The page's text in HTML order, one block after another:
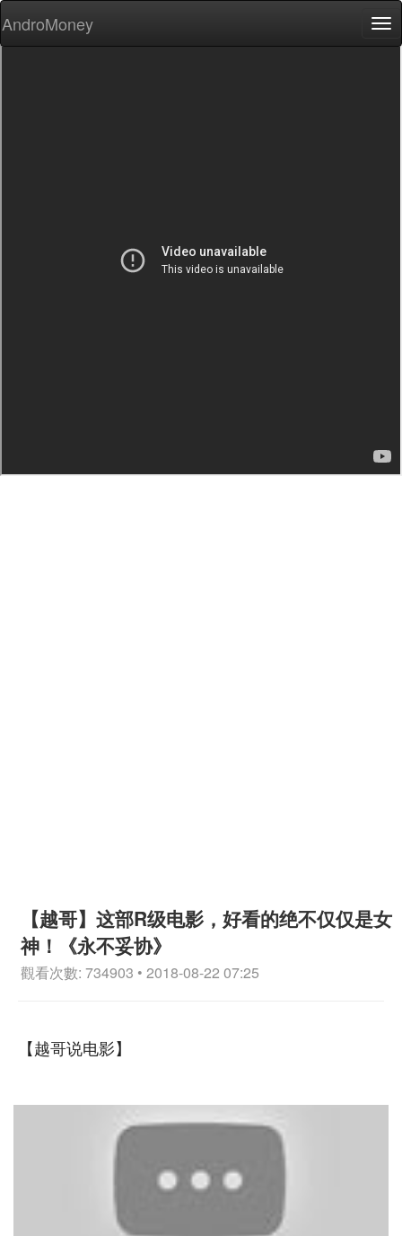
AndroMoney
【越哥】这部R级电影，好看的绝不仅仅是女
神！《永不妥协》
觀看次數: 734903 • 2018-08-22 07:25
【越哥说电影】